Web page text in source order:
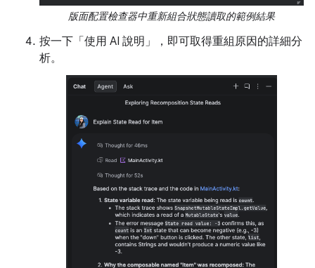
版面配置檢查器中重新組合狀態讀取的範例結果
按一下「使用 AI 說明」，即可取得重組原因的詳細分
析。